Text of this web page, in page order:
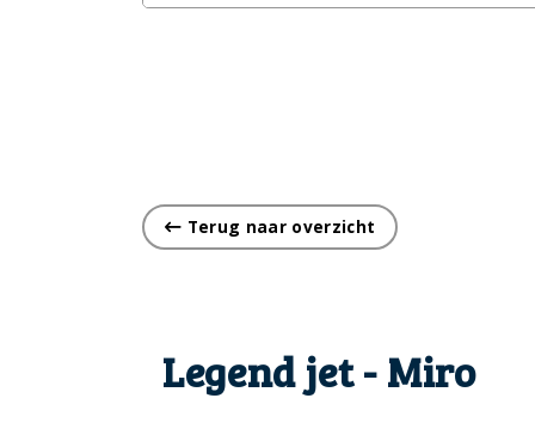
Terug naar overzicht
Legend jet - Miro